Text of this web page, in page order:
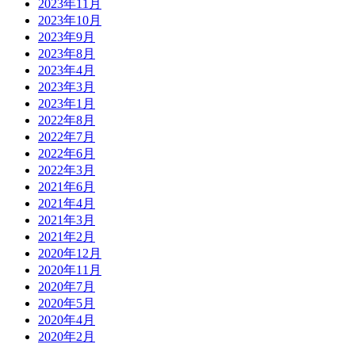
2023年11月
2023年10月
2023年9月
2023年8月
2023年4月
2023年3月
2023年1月
2022年8月
2022年7月
2022年6月
2022年3月
2021年6月
2021年4月
2021年3月
2021年2月
2020年12月
2020年11月
2020年7月
2020年5月
2020年4月
2020年2月